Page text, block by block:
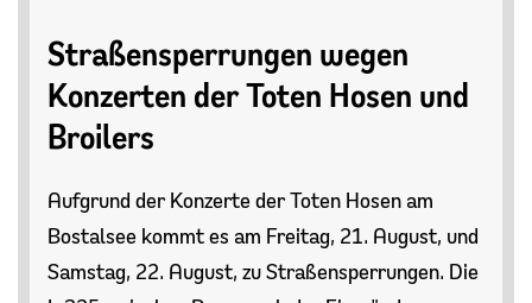
Straßensperrungen wegen
Konzerten der Toten Hosen und
Broilers
Aufgrund der Konzerte der Toten Hosen am
Bostalsee kommt es am Freitag, 21. August, und
Samstag, 22. August, zu Straßensperrungen. Die